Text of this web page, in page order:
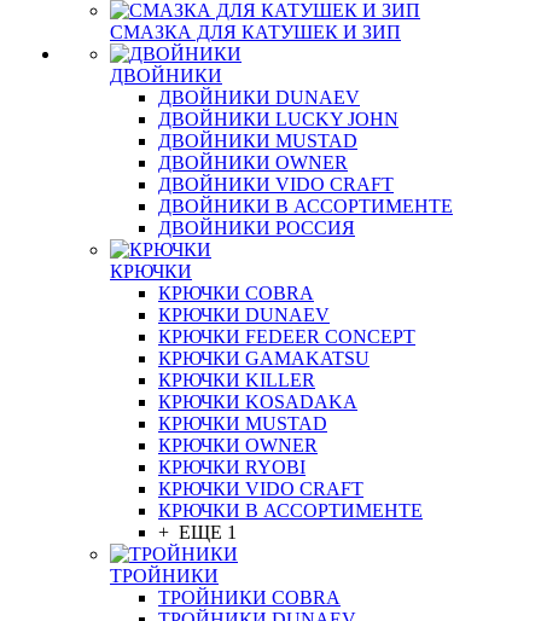
СМАЗКА ДЛЯ КАТУШЕК И ЗИП
ДВОЙНИКИ
ДВОЙНИКИ DUNAEV
ДВОЙНИКИ LUCKY JOHN
ДВОЙНИКИ MUSTAD
ДВОЙНИКИ OWNER
ДВОЙНИКИ VIDO CRAFT
ДВОЙНИКИ В АССОРТИМЕНТЕ
ДВОЙНИКИ РОССИЯ
КРЮЧКИ
КРЮЧКИ COBRA
КРЮЧКИ DUNAEV
КРЮЧКИ FEDEER CONCEPT
КРЮЧКИ GAMAKATSU
КРЮЧКИ KILLER
КРЮЧКИ KOSADAKA
КРЮЧКИ MUSTAD
КРЮЧКИ OWNER
КРЮЧКИ RYOBI
КРЮЧКИ VIDO CRAFT
КРЮЧКИ В АССОРТИМЕНТЕ
+ ЕЩЕ 1
ТРОЙНИКИ
ТРОЙНИКИ COBRA